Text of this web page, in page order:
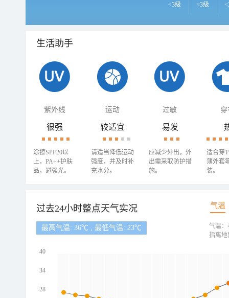
<3级 <3级
生活助手
紫外线 运动 过敏 穿
很强
涂擦SPF20以
上，PA++护肤
品，避强光。
较适宜
请适当降低运动
强度，并及时补
充水分。
易发
应减少外出，外
出需采取防护措
施。
适合穿
薄外套
装。
过去24小时整点天气实况 气温
最高气温: 36℃ , 最低气温: 23℃
40
34
28
气温：
指离地